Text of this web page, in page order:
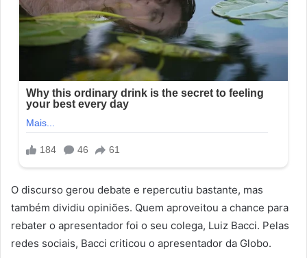
O discurso gerou debate e repercutiu bastante, mas
também dividiu opiniões. Quem aproveitou a chance para
rebater o apresentador foi o seu colega, Luiz Bacci. Pelas
redes sociais, Bacci criticou o apresentador da Globo.